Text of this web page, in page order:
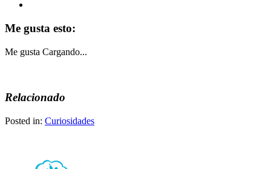
Me gusta esto:
Me gusta Cargando...
Relacionado
Posted in: Curiosidades